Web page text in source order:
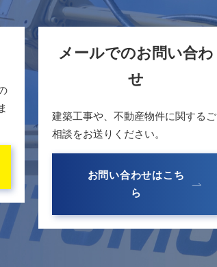
メールでのお問い合わ
せ
建築工事や、不動産物件に関するご
相談をお送りください。
お問い合わせはこち
ら